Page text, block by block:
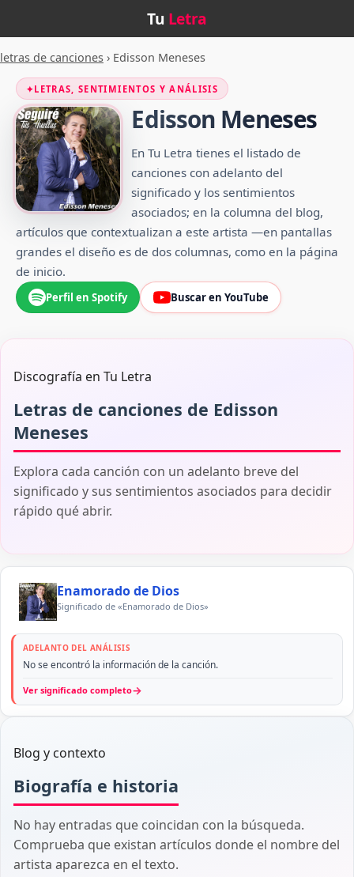
Tu Letra
letras de canciones › Edisson Meneses
✦LETRAS, SENTIMIENTOS Y ANÁLISIS
Edisson Meneses
En Tu Letra tienes el listado de
canciones con adelanto del
significado y los sentimientos
asociados; en la columna del blog,
artículos que contextualizan a este artista —en pantallas
grandes el diseño es de dos columnas, como en la página
de inicio.
Perfil en Spotify Buscar en YouTube
Discografía en Tu Letra
Letras de canciones de Edisson
Meneses
Explora cada canción con un adelanto breve del
significado y sus sentimientos asociados para decidir
rápido qué abrir.
Enamorado de Dios
Significado de «Enamorado de Dios»
ADELANTO DEL ANÁLISIS
No se encontró la información de la canción.
Ver significado completo→
Blog y contexto
Biografía e historia
No hay entradas que coincidan con la búsqueda.
Comprueba que existan artículos donde el nombre del
artista aparezca en el texto.